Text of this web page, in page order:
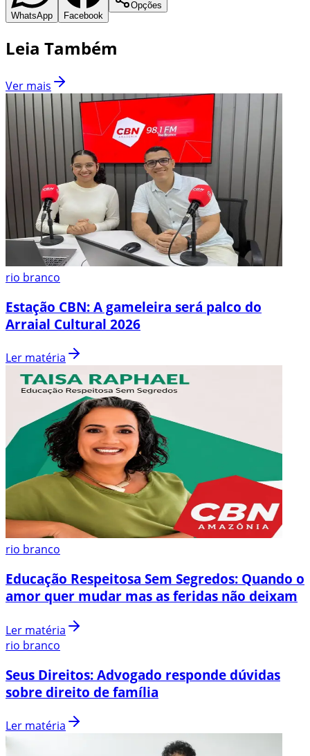
WhatsApp Facebook
Opções
Leia Também
Ver mais
rio branco
Estação CBN: A gameleira será palco do
Arraial Cultural 2026
Ler matéria
rio branco
Educação Respeitosa Sem Segredos: Quando o
amor quer mudar mas as feridas não deixam
Ler matéria
rio branco
Seus Direitos: Advogado responde dúvidas
sobre direito de família
Ler matéria